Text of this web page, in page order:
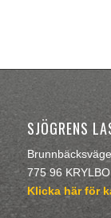
SJÖGRENS
775 96 KRYLBO
Klicka här för